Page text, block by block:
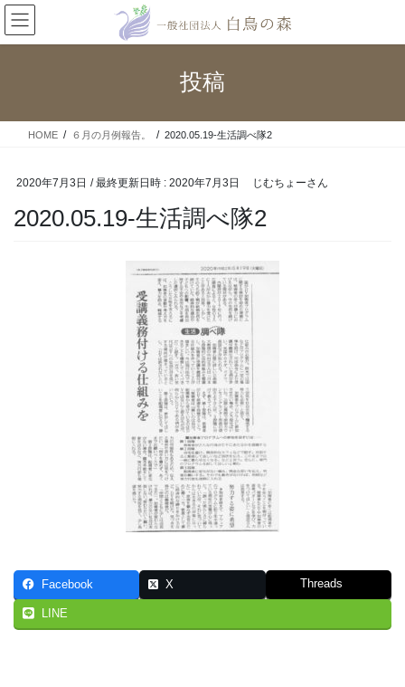
コ
ン
テ
ス
ナ
ビ
ゲ
ン
投稿
HOME ６月の月例報告。 2020.05.19-生活調べ隊2
2020年7月3日 / 最終更新日時 : 2020年7月3日 じむちょーさん
2020.05.19-生活調べ隊2
Facebook X Threads
LINE